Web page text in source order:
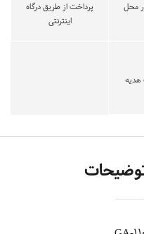
محل
پرداخت از طریق درگاه
اینترنتی
هدیه